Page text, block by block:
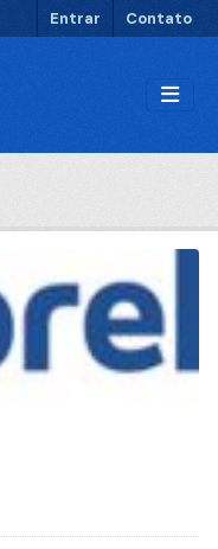
Entrar Contato